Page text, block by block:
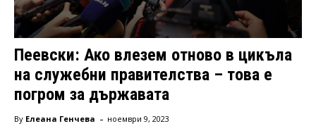
Пеевски: Ако влезем отново в цикъла
на служебни правителства – това е
погром за държавата
By Елеана Генчева - ноември 9, 2023